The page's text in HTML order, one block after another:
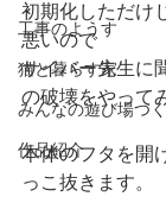
工事のようす
猫と暮らす家
みんなの遊び場つ
作品紹介
初期化しただけ
悪いので
サイバー先生に
の破壊をやって
本体のフタを開
っこ抜きます。